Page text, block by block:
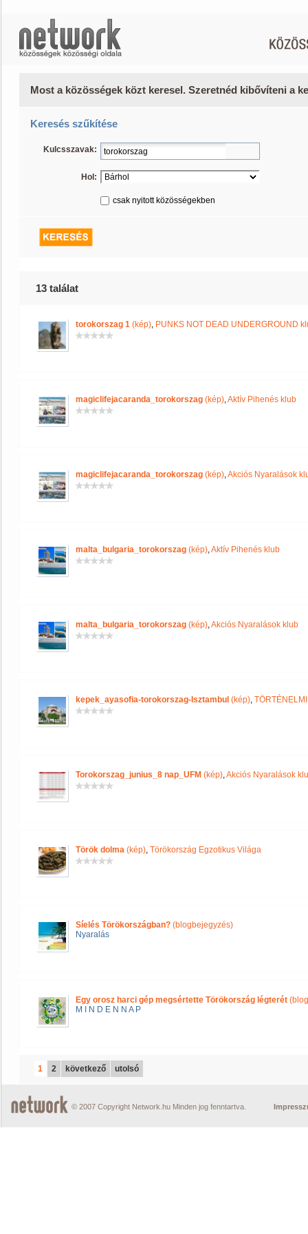
Most a közösségek közt keresel. Szeretnéd kibővíteni a
Keresés szűkítése
Kulcsszavak:
Hol:
csak nyitott közösségekben
13 találat
torokorszag 1 (kép), PUNKS NOT DEAD UNDERGROUND
magiclifejacaranda_torokorszag (kép),Aktív Pihenés klub
magiclifejacaranda_torokorszag (kép),Akciós Nyaralások
malta_bulgaria_torokorszag (kép),Aktív Pihenés klub
malta_bulgaria_torokorszag (kép),Akciós Nyaralások klub
kepek_ayasofia-torokorszag-Isztambul (kép),
Torokorszag_junius_8 nap_UFM (kép),Akciós Nyaralások
Török dolma (kép), Törökország Egzotikus Világa
Síelés Törökországban? (blogbejegyzés)
Nyaralás
Egy orosz harci gép megsértette Törökország légterét
M I N D E N N A P
1 2 következő utolsó
© 2007 Copyright Network.hu Minden jog fenntartva.